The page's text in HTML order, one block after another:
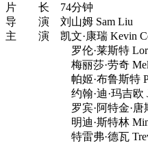
片 长 74分钟
导 演 刘山姆 Sam Liu
主 演 凯文·康瑞 Kevin
罗伦·莱斯特 Loren
梅丽莎·劳奇
帕姬·布鲁斯特
约翰·迪·玛吉欧
罗宾·阿特金·唐斯
明迪·斯特林 Mindy
特雷弗·德瓦 Trevor